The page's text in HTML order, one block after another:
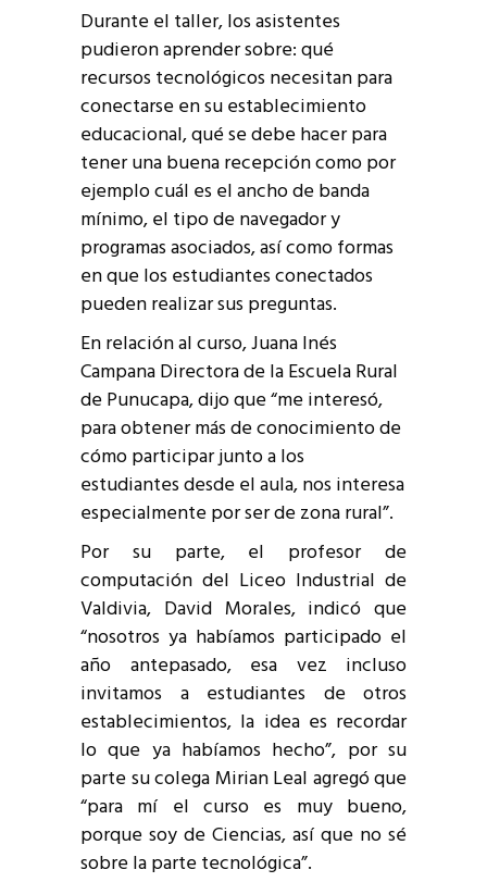
Durante el taller, los asistentes
pudieron aprender sobre: qué
recursos tecnológicos necesitan para
conectarse en su establecimiento
educacional, qué se debe hacer para
tener una buena recepción como por
ejemplo cuál es el ancho de banda
mínimo, el tipo de navegador y
programas asociados, así como formas
en que los estudiantes conectados
pueden realizar sus preguntas.
En relación al curso, Juana Inés
Campana Directora de la Escuela Rural
de Punucapa, dijo que “me interesó,
para obtener más de conocimiento de
cómo participar junto a los
estudiantes desde el aula, nos interesa
especialmente por ser de zona rural”.
Por su parte, el profesor de
computación del Liceo Industrial de
Valdivia, David Morales, indicó que
“nosotros ya habíamos participado el
año antepasado, esa vez incluso
invitamos a estudiantes de otros
establecimientos, la idea es recordar
lo que ya habíamos hecho”, por su
parte su colega Mirian Leal agregó que
“para mí el curso es muy bueno,
porque soy de Ciencias, así que no sé
sobre la parte tecnológica”.